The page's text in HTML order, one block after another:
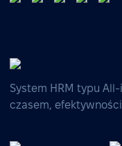
System HRM typu
czasem,